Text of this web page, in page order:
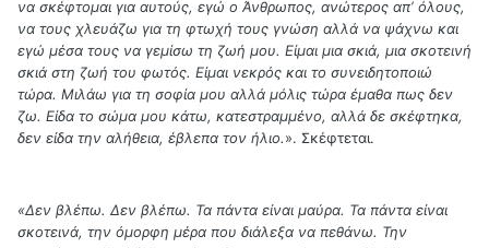
να σκέφτομαι για αυτούς, εγώ ο Άνθρωπος, ανώτερος απʼ όλους,
να τους χλευάζω για τη φτωχή τους γνώση αλλά να ψάχνω και
εγώ μέσα τους να γεμίσω τη ζωή μου. Είμαι μια σκιά, μια σκοτεινή
σκιά στη ζωή του φωτός. Είμαι νεκρός και το συνειδητοποιώ
τώρα. Μιλάω για τη σοφία μου αλλά μόλις τώρα έμαθα πως δεν
ζω. Είδα το σώμα μου κάτω, κατεστραμμένο, αλλά δε σκέφτηκα,
δεν είδα την αλήθεια, έβλεπα τον ήλιο.». Σκέφτεται.
«Δεν βλέπω. Δεν βλέπω. Τα πάντα είναι μαύρα. Τα πάντα είναι
σκοτεινά, την όμορφη μέρα που διάλεξα να πεθάνω. Την